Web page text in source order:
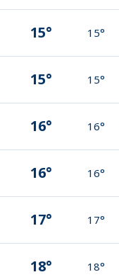
15° 15°
15° 15°
16° 16°
16° 16°
17° 17°
18° 18°